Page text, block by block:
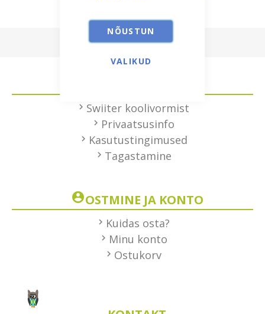
NÕUSTUN
VALIKUD
Swiiter koolivormist
Privaatsusinfo
Kasutustingimused
Tagastamine
OSTMINE JA KONTO
Kuidas osta?
Minu konto
Ostukorv